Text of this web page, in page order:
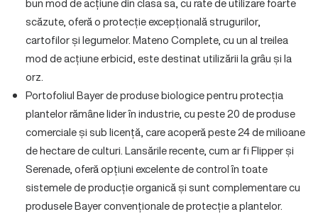
scăzute, oferă o protecție excepțională strugurilor,
cartofilor și legumelor. Mateno Complete, cu un al treilea
mod de acțiune erbicid, este destinat utilizării la grâu și la
orz.
Portofoliul Bayer de produse biologice pentru protecția
plantelor rămâne lider în industrie, cu peste 20 de produse
comerciale și sub licență, care acoperă peste 24 de milioane
de hectare de culturi. Lansările recente, cum ar fi Flipper și
Serenade, oferă opțiuni excelente de control în toate
sistemele de producție organică și sunt complementare cu
produsele Bayer convenționale de protecție a plantelor.